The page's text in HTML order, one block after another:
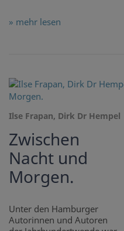
» mehr lesen
Ilse Frapan, Dirk Dr Hempel
Zwischen
Nacht und
Morgen.
Unter den Hamburger
Autorinnen und Autoren